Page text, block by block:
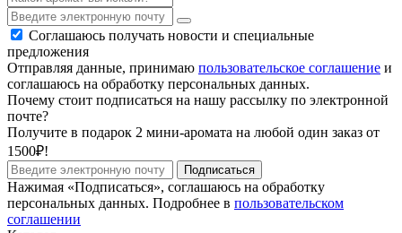
Соглашаюсь получать новости и специальные
предложения
Отправляя данные, принимаю пользовательское соглашение и
соглашаюсь на обработку персональных данных.
Почему стоит подписаться на нашу рассылку по электронной
почте?
Получите в подарок 2 мини-аромата на любой один заказ от
1500₽!
Подписаться
Нажимая «Подписаться», соглашаюсь на обработку
персональных данных. Подробнее в пользовательском
соглашении